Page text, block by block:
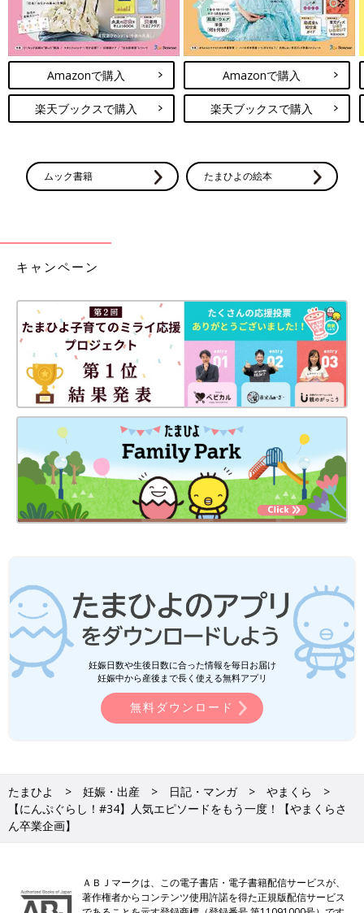
Amazonで購入
楽天ブックスで購入
Amazonで購入
楽天ブックスで購入
ムック書籍 たまひよの絵本
キャンペーン
妊娠日数や生後日数に合った情報を毎日お届け
妊娠中から産後まで長く使える無料アプリ
無料ダウンロード
たまひよ 妊娠・出産 日記・マンガ
やまくら
【にんぷぐらし！#34】人気エピソードをもう一度！【やまくらさ
ん卒業企画】
ＡＢＪマークは、この電子書店・電子書籍配信サービスが、
著作権者からコンテンツ使用許諾を得た正規版配信サービス